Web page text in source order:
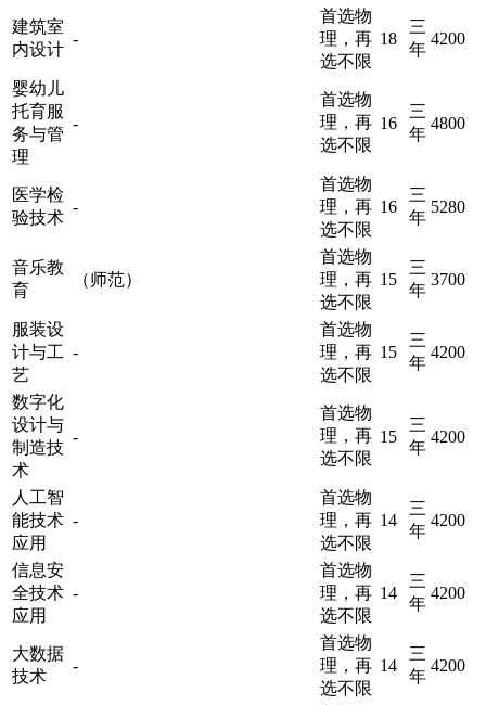
建筑室
内设计
-
首选物
理，再
选不限
18
三
年
4200
婴幼儿
托育服
务与管
理
-
首选物
理，再
选不限
16
三
年
4800
医学检
验技术
-
首选物
理，再
选不限
16
三
年
5280
音乐教
育
（师范）
首选物
理，再
选不限
15
三
年
3700
服装设
计与工
艺
-
首选物
理，再
选不限
15
三
年
4200
数字化
设计与
制造技
术
-
首选物
理，再
选不限
15
三
年
4200
人工智
能技术
应用
-
首选物
理，再
选不限
14
三
年
4200
信息安
全技术
应用
-
首选物
理，再
选不限
14
三
年
4200
大数据
技术
-
首选物
理，再
选不限
14
三
年
4200